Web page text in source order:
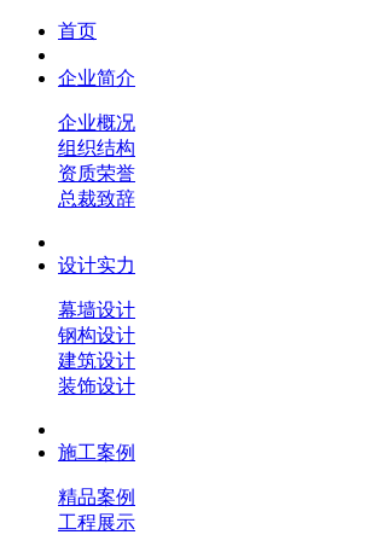
首页
企业简介
企业概况
组织结构
资质荣誉
总裁致辞
设计实力
幕墙设计
钢构设计
建筑设计
装饰设计
施工案例
精品案例
工程展示